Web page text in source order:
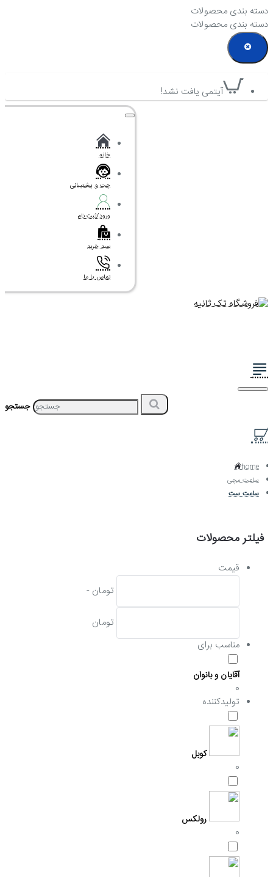
دسته بندی محصولات
دسته بندی محصولات
آیتمی یافت نشد!
خانه
چت و پشتیبانی
ورود/ثبت نام
سبد خرید
تماس با ما
جستجو
home
ساعت مچی
ساعت ست
فیلتر محصولات
قیمت
تومان -
تومان
مناسب برای
آقایان و بانوان
0
تولیدکننده
کوبل
0
رولکس
0